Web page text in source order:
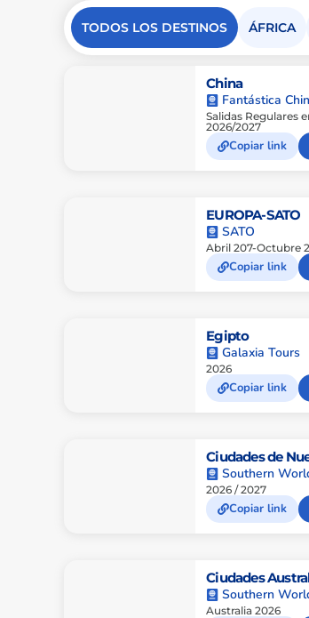
ÁFRICA
TODOS LOS DESTINOS
China
Fantástica
Salidas Regulares
2026/2027
Copiar link
EUROPA-SATO
SATO
Abril 207-Octubre
Copiar link
Egipto
Galaxia Tours
2026
Copiar link
Ciudades de
Southern
2026 / 2027
Copiar link
Ciudades
Southern
Australia 2026